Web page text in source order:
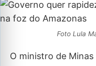
Foto Lula
O ministro de